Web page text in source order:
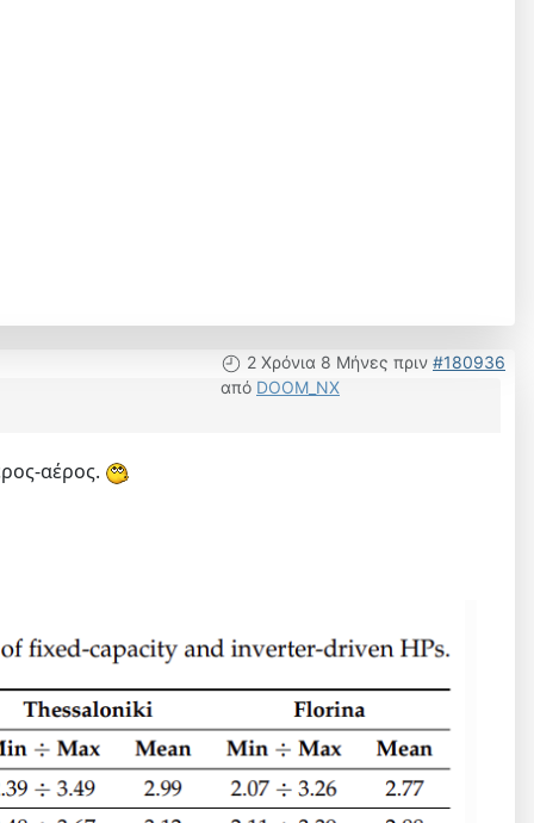
2 Χρόνια 8 Μήνες πριν #180936
από DOOM_NX
αέρος.